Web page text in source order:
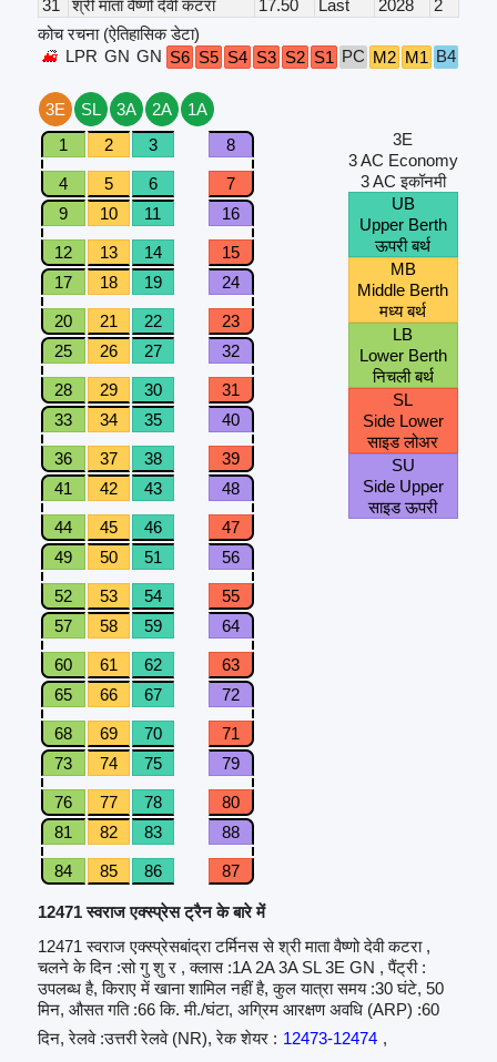
31
श्री माता वैष्णो देवी कटरा 17.50 Last 2028
2
कोच रचना (ऐतिहासिक डेटा)
LPR GN GN S6 S5 S4 S3 S2 S1 PC M2 M1 B4
3E SL 3A 2A
1A
1
2 3 8
4 5 6
7
9
10 11 16
12 13 14
15
17
18 19 24
20 21 22
23
25
26 27 32
28 29 30
31
33
34 35 40
36 37 38
39
41
42 43 48
44 45 46
47
49
50 51 56
52 53 54
55
57
58 59 64
60 61 62
63
65
66 67 72
68 69 70
71
73
74 75 79
76 77 78
80
81
82 83 88
84 85 86 87
3E
3 AC Economy
3 AC इकॉनमी
UB
Upper Berth
ऊपरी बर्थ
MB
Middle Berth
मध्य बर्थ
LB
Lower Berth
निचली बर्थ
SL
Side Lower
साइड लोअर
SU
Side Upper
साइड ऊपरी
12471 स्वराज एक्स्प्रेस ट्रैन के बारे में
12471 स्वराज एक्स्प्रेसबांद्रा टर्मिनस से श्री माता वैष्णो देवी कटरा ,
चलने के दिन :सो गु शु र , क्लास :1A 2A 3A SL 3E GN , पैंट्री :
उपलब्ध है, किराए में खाना शामिल नहीं है, कुल यात्रा समय :30 घंटे, 50
मिन, औसत गति :66 कि. मी./घंटा, अग्रिम आरक्षण अवधि (ARP) :60
दिन, रेलवे :उत्तरी रेलवे (NR), रेक शेयर : 12473-12474 ,